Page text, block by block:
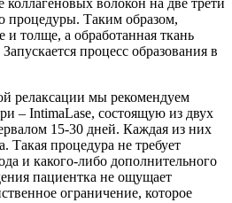
волокон на две трети
процедуры. Таким образом,
и толще, а обработанная ткань
процесс образования в
релаксации мы рекомендуем
– IntimaLase, состоящую из двух
15-30 дней. Каждая из них
Такая процедура не требует
и какого-либо дополнительного
пациентка не ощущает
ограничение, которое